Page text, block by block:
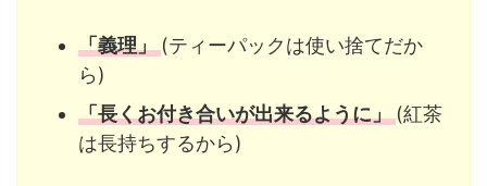
「義理」(ティーパックは使い捨てだか
ら)
「長くお付き合いが出来るように」(紅茶
は長持ちするから)